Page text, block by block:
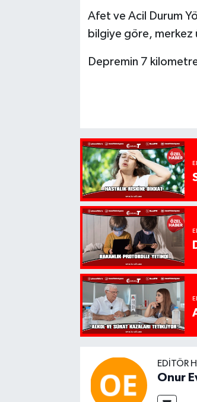
Afet ve Acil Durum
bilgiye göre, merkez
Depremin 7
EDITÖR
Onur